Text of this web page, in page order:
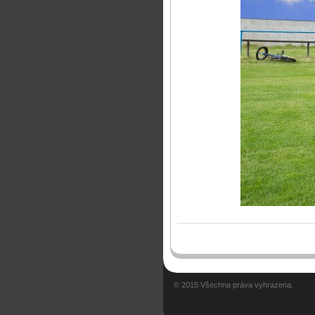
© 2015 Všechna práva vyhrazena.